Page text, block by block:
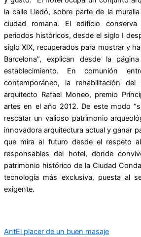
la calle Lledó, sobre parte de la
ciudad romana. El edificio
periodos históricos, desde el siglo I
siglo XIX, recuperados para mostrar y
Barcelona”, explican desde la
establecimiento. En comunión
contemporáneo, la rehabilitación
arquitecto Rafael Moneo, premio
artes en el año 2012. De este modo
rescatar un valioso patrimonio
innovadora arquitectura actual y ganar
que mira al futuro desde el respeto
responsables del hotel, donde
patrimonio histórico de la Ciudad
tecnología más exclusiva, puesta al
exigente.
AntEl placer de un buen masaje